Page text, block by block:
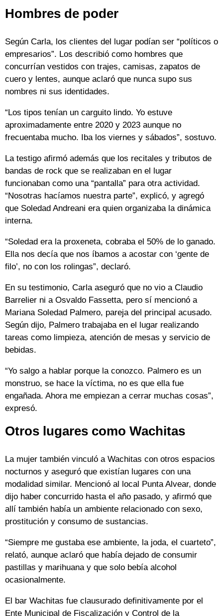
Hombres de poder
Según Carla, los clientes del lugar podían ser “políticos o
empresarios”. Los describió como hombres que
concurrían vestidos con trajes, camisas, zapatos de
cuero y lentes, aunque aclaró que nunca supo sus
nombres ni sus identidades.
“Los tipos tenían un carguito lindo. Yo estuve
aproximadamente entre 2020 y 2023 aunque no
frecuentaba mucho. Iba los viernes y sábados”, sostuvo.
La testigo afirmó además que los recitales y tributos de
bandas de rock que se realizaban en el lugar
funcionaban como una “pantalla” para otra actividad.
“Nosotras hacíamos nuestra parte”, explicó, y agregó
que Soledad Andreani era quien organizaba la dinámica
interna.
“Soledad era la proxeneta, cobraba el 50% de lo ganado.
Ella nos decía que nos íbamos a acostar con ‘gente de
filo’, no con los rolingas”, declaró.
En su testimonio, Carla aseguró que no vio a Claudio
Barrelier ni a Osvaldo Fassetta, pero sí mencionó a
Mariana Soledad Palmero, pareja del principal acusado.
Según dijo, Palmero trabajaba en el lugar realizando
tareas como limpieza, atención de mesas y servicio de
bebidas.
“Yo salgo a hablar porque la conozco. Palmero es un
monstruo, se hace la víctima, no es que ella fue
engañada. Ahora me empiezan a cerrar muchas cosas”,
expresó.
Otros lugares como Wachitas
La mujer también vinculó a Wachitas con otros espacios
nocturnos y aseguró que existían lugares con una
modalidad similar. Mencionó al local Punta Alvear, donde
dijo haber concurrido hasta el año pasado, y afirmó que
allí también había un ambiente relacionado con sexo,
prostitución y consumo de sustancias.
“Siempre me gustaba ese ambiente, la joda, el cuarteto”,
relató, aunque aclaró que había dejado de consumir
pastillas y marihuana y que solo bebía alcohol
ocasionalmente.
El bar Wachitas fue clausurado definitivamente por el
Ente Municipal de Fiscalización y Control de la